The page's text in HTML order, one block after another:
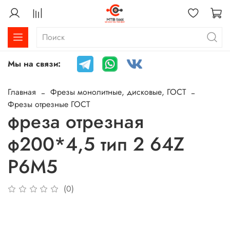
Мы на связи:
Главная
Фрезы монолитные, дисковые, ГОСТ
Фрезы отрезные ГОСТ
фреза отрезная
ф200*4,5 тип 2 64Z
P6M5
(0)